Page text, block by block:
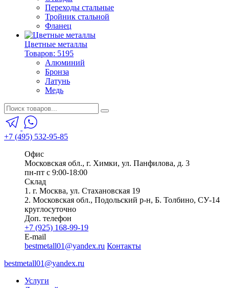
Переходы стальные
Тройник стальной
Фланец
Цветные металлы
Товаров: 5195
Алюминий
Бронза
Латунь
Медь
+7 (495) 532-95-85
Офис
Московская обл., г. Химки, ул. Панфилова, д. 3
пн-пт с 9:00-18:00
Склад
1. г. Москва, ул. Стахановская 19
2. Московская обл., Подольский р-н, Б. Толбино, СУ-14
круглосуточно
Доп. телефон
+7 (925) 168-99-19
E-mail
bestmetall01@yandex.ru Контакты
bestmetall01@yandex.ru
Услуги